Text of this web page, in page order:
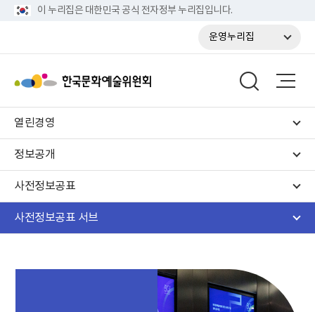
이 누리집은 대한민국 공식 전자정부 누리집입니다.
운영누리집
열린경영
정보공개
사전정보공표
사전정보공표 서브